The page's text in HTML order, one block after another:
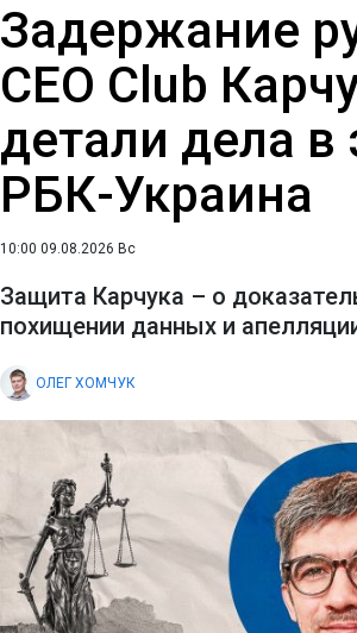
Задержание
CEO Club
детали дела
РБК-Украина
10:00 09.08.2026 Вс
Защита Карчука – о
похищении данных и
ОЛЕГ ХОМЧУК